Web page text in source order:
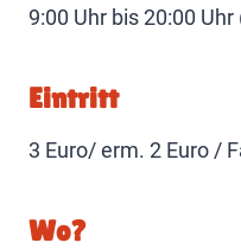
9:00 Uhr bis 20:00
Eintritt
3 Euro/ erm. 2 Euro /
Wo?